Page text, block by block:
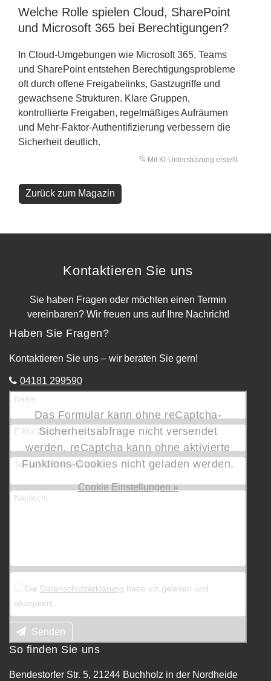
Welche Rolle spielen Cloud, SharePoint
und Microsoft 365 bei Berechtigungen?
In Cloud-Umgebungen wie Microsoft 365, Teams
und SharePoint entstehen Berechtigungsprobleme
oft durch offene Freigabelinks, Gastzugriffe und
gewachsene Strukturen. Klare Gruppen,
kontrollierte Freigaben, regelmäßiges Aufräumen
und Mehr-Faktor-Authentifizierung verbessern die
Sicherheit deutlich.
Mit KI-Unterstützung erstellt
Zurück zum Magazin
Kontaktieren Sie uns
Sie haben Fragen oder möchten einen Termin
vereinbaren? Wir freuen uns auf Ihre Nachricht!
Haben Sie Fragen?
Kontaktieren Sie uns – wir beraten Sie gern!
04181 299590
Name
E-Mail-Adresse
Telefonnummer (optional)
Nachricht
Die Datenschutzerklärung habe ich gelesen und
akzeptiert.
Senden
Das Formular kann ohne reCaptcha-
Sicherheitsabfrage nicht versendet
werden. reCaptcha kann ohne aktivierte
Funktions-Cookies nicht geladen werden.
Cookie Einstellungen »
So finden Sie uns
Bendestorfer Str. 5, 21244 Buchholz in der Nordheide